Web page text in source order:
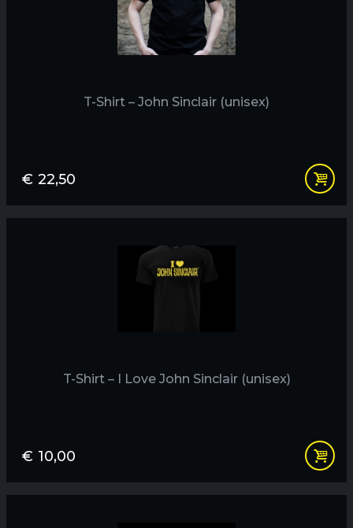
T-Shirt – John Sinclair (unisex)
€ 22,50
T-Shirt – I Love John Sinclair (unisex)
€ 10,00